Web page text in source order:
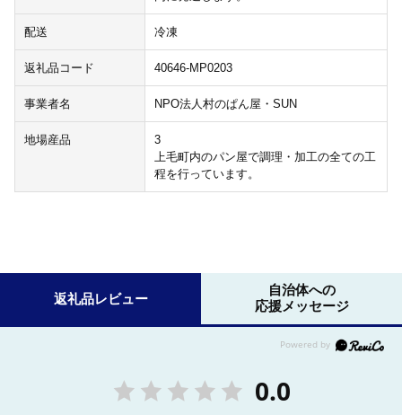
配送 冷凍
返礼品コード 40646-MP0203
事業者名 NPO法人村のぱん屋・SUN
地場産品
3
上毛町内のパン屋で調理・加工の全ての工
程を行っています。
返礼品レビュー
自治体への
応援メッセージ
0.0